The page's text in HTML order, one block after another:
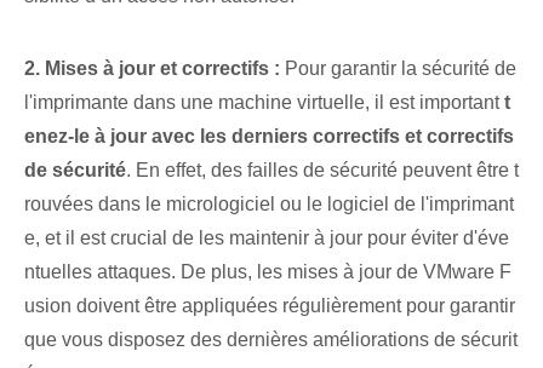
2. Mises à jour et correctifs : Pour garantir la sécurité de
l'imprimante dans une machine virtuelle, il est importantt
enez-le à jour avec les derniers correctifs et correctifs
de sécurité. En effet, des failles de sécurité peuvent être t
rouvées dans le micrologiciel ou le logiciel de l'imprimant
e, et il est crucial de les maintenir à jour pour éviter d'éve
ntuelles attaques. De plus, les mises à jour de VMware F
usion doivent être appliquées régulièrement pour garantir
que vous disposez des dernières améliorations de sécurit